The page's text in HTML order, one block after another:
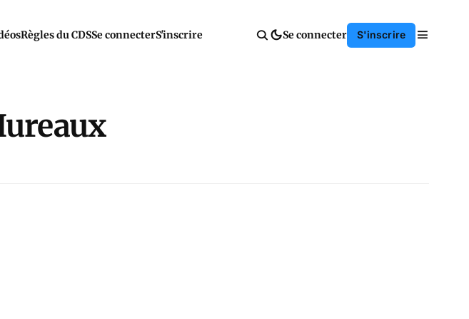
Règles du CDSSe connecterS'inscrire Se connecter S'inscrire